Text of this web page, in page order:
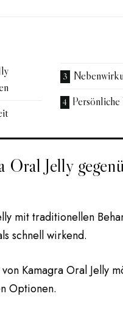
Oral Jelly
mit traditionellen
schnell wirkend.
Kamagra Oral Jelly
Optionen.